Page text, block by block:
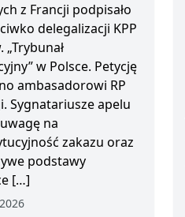
z Francji podpisało
delegalizacji KPP
„Trybunał
w Polsce. Petycję
ambasadorowi RP
Sygnatariusze apelu
na
zakazu oraz
podstawy
[…]